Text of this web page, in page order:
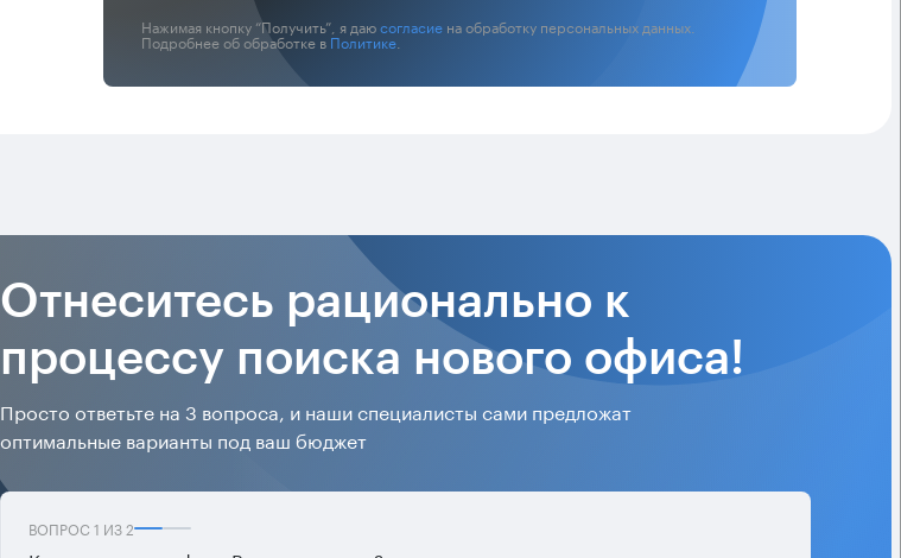
Нажимая кнопку “Получить”, я даюсогласие на обработку персональных данных.
Подробнее об обработке в Политике.
Отнеситесь рационально к
процессу поиска нового офиса!
Просто ответьте на 3 вопроса, и наши специалисты сами предложат
оптимальные варианты под ваш бюджет
ВОПРОС1 ИЗ2